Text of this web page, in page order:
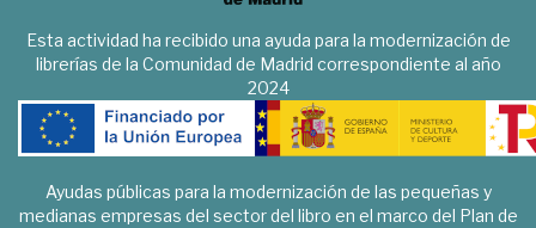
Esta actividad ha recibido una ayuda para la modernización de
librerías de la Comunidad de Madrid correspondiente al año
2024
Ayudas públicas para la modernización de las pequeñas y
medianas empresas del sector del libro en el marco del Plan de